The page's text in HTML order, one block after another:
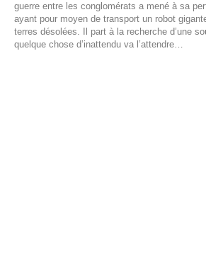
guerre entre les conglomérats a mené à sa
ayant pour moyen de transport un robot
terres désolées. Il part à la recherche d’une
quelque chose d’inattendu va l’attendre…